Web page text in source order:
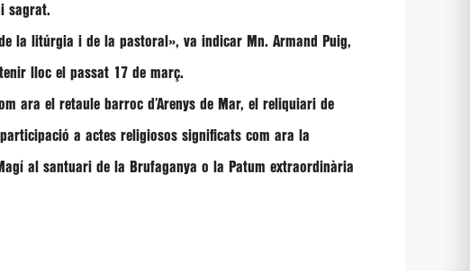
sagrat.
la litúrgia i de la pastoral», va indicar Mn. Armand Puig,
lloc el passat 17 de març.
ara el retaule barroc d’Arenys de Mar, el reliquiari de
a actes religiosos significats com ara la
al santuari de la Brufaganya o la Patum extraordinària